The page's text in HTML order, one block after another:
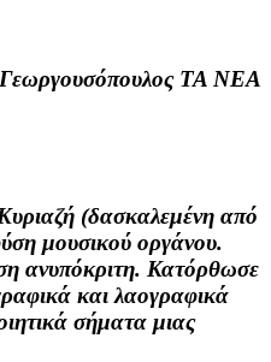
ΤΑ ΝΕΑ
(δασκαλεμένη από
μουσικού οργάνου.
ανυπόκριτη. Κατόρθωσε
και λαογραφικά
σήματα μιας